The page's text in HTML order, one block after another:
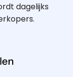
dagelijks